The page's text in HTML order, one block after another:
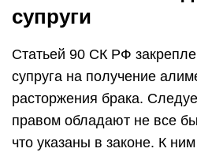
супруги
Статьей 90 СК РФ
супруга на получение
расторжения брака.
правом обладают не все
что указаны в законе. К